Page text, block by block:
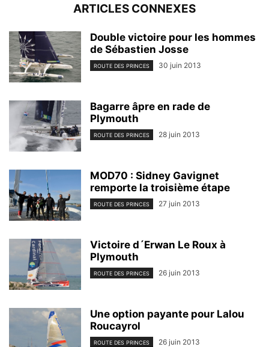
ARTICLES CONNEXES
Double victoire pour les hommes
de Sébastien Josse
ROUTE DES PRINCES 30 juin 2013
Bagarre âpre en rade de
Plymouth
ROUTE DES PRINCES 28 juin 2013
MOD70 : Sidney Gavignet
remporte la troisième étape
ROUTE DES PRINCES 27 juin 2013
Victoire d´Erwan Le Roux à
Plymouth
ROUTE DES PRINCES 26 juin 2013
Une option payante pour Lalou
Roucayrol
ROUTE DES PRINCES 26 juin 2013